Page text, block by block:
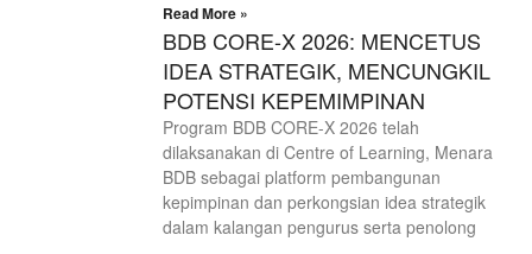
Read More »
BDB CORE-X 2026: MENCETUS
IDEA STRATEGIK, MENCUNGKIL
POTENSI KEPEMIMPINAN
Program BDB CORE-X 2026 telah
dilaksanakan di Centre of Learning, Menara
BDB sebagai platform pembangunan
kepimpinan dan perkongsian idea strategik
dalam kalangan pengurus serta penolong